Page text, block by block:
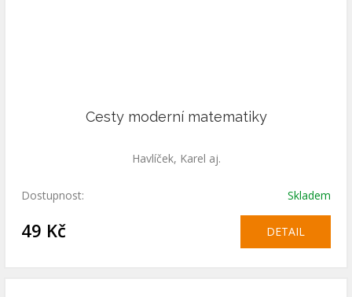
Cesty moderní matematiky
Havlíček, Karel aj.
Dostupnost: Skladem
49 Kč DETAIL